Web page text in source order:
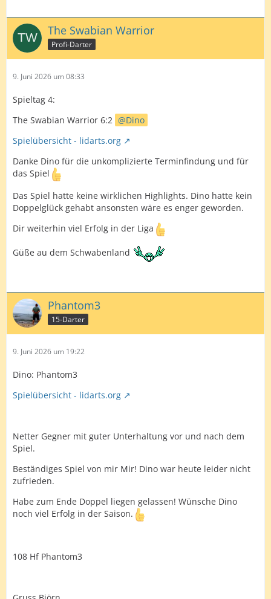
The Swabian Warrior
Profi-Darter
9. Juni 2026 um 08:33
Spieltag 4:
The Swabian Warrior 6:2
Dino
Spielübersicht - lidarts.org
Danke Dino für die unkomplizierte Terminfindung und für
das Spiel
Das Spiel hatte keine wirklichen Highlights. Dino hatte kein
Doppelglück gehabt ansonsten wäre es enger geworden.
Dir weiterhin viel Erfolg in der Liga
Güße au dem Schwabenland
Phantom3
15-Darter
9. Juni 2026 um 19:22
Dino: Phantom3
Spielübersicht - lidarts.org
Netter Gegner mit guter Unterhaltung vor und nach dem
Spiel.
Beständiges Spiel von mir Mir! Dino war heute leider nicht
zufrieden.
Habe zum Ende Doppel liegen gelassen! Wünsche Dino
noch viel Erfolg in der Saison.
108 Hf Phantom3